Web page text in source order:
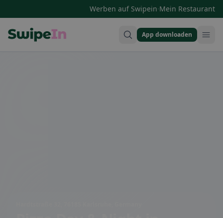
Werben auf Swipein·Mein Restaurant
App downloaden